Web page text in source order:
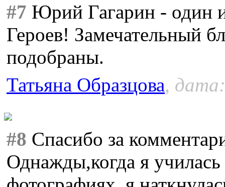
#7 Юрий Гагарин - один
Героев! Замечательный
подобраны.
Татьяна Образцова,
#8 Спасибо за
Однажды,когда я училась